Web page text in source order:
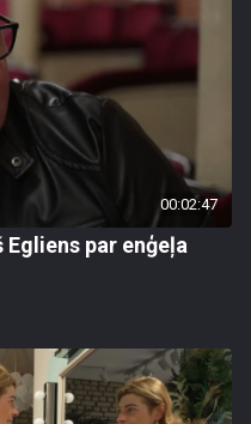
00:02:47
par enģeļa